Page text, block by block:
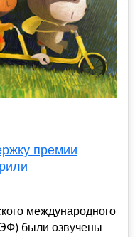
премии
международного
были озвучены